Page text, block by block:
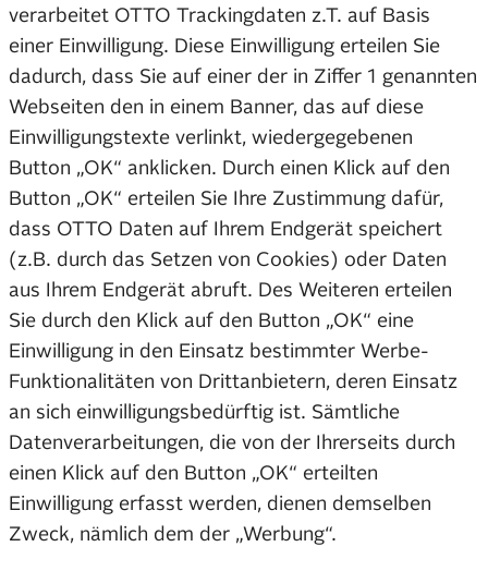
verarbeitet OTTO Trackingdaten z.T. auf Basis
einer Einwilligung. Diese Einwilligung erteilen Sie
dadurch, dass Sie auf einer der in Ziffer 1 genannten
Webseiten den in einem Banner, das auf diese
Einwilligungstexte verlinkt, wiedergegebenen
Button „OK“ anklicken. Durch einen Klick auf den
Button „OK“ erteilen Sie Ihre Zustimmung dafür,
dass OTTO Daten auf Ihrem Endgerät speichert
(z.B. durch das Setzen von Cookies) oder Daten
aus Ihrem Endgerät abruft. Des Weiteren erteilen
Sie durch den Klick auf den Button „OK“ eine
Einwilligung in den Einsatz bestimmter Werbe-
Funktionalitäten von Drittanbietern, deren Einsatz
an sich einwilligungsbedürftig ist. Sämtliche
Datenverarbeitungen, die von der Ihrerseits durch
einen Klick auf den Button „OK“ erteilten
Einwilligung erfasst werden, dienen demselben
Zweck, nämlich dem der „Werbung“.